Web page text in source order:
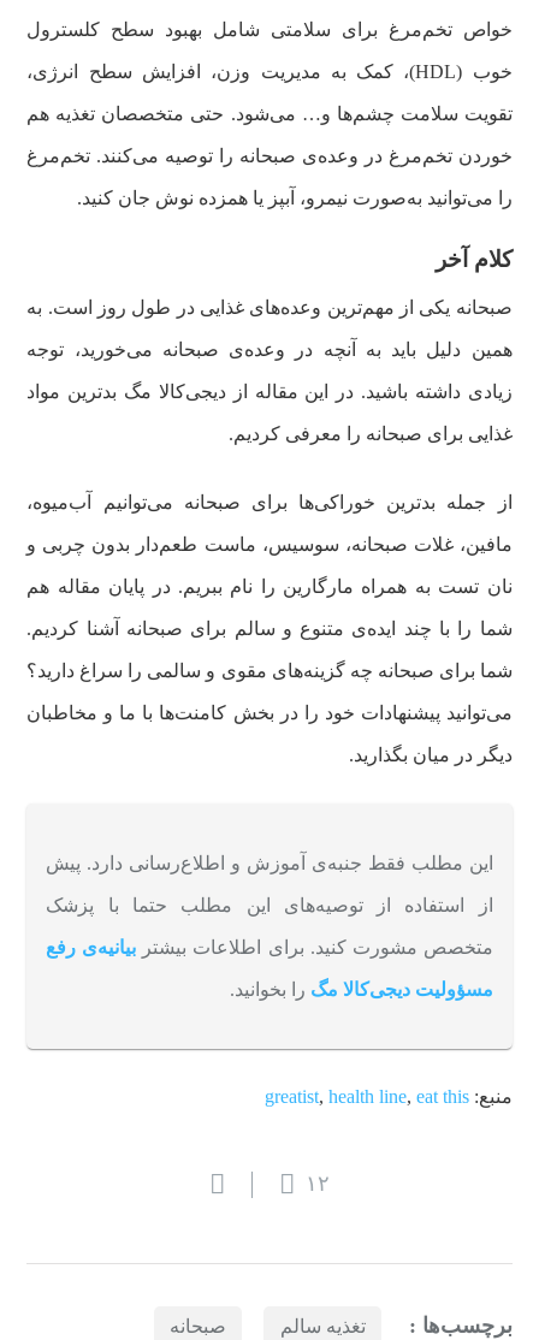
خواص تخم‌مرغ برای سلامتی شامل بهبود سطح کلسترول
خوب (HDL)، کمک به مدیریت وزن، افزایش سطح انرژی،
تقویت سلامت چشم‌ها و… می‌شود. حتی متخصصان تغذیه هم
خوردن تخم‌مرغ در وعده‌ی صبحانه را توصیه می‌کنند. تخم‌مرغ
را می‌توانید به‌صورت نیمرو، آبپز یا همزده نوش جان کنید‌.
کلام آخر
صبحانه یکی از مهم‌ترین وعده‌های غذایی در طول روز است. به
همین دلیل باید به آنچه در وعده‌ی صبحانه می‌خورید، توجه
زیادی داشته باشید. در این مقاله از دیجی‌کالا مگ بدترین مواد
غذایی برای صبحانه را معرفی کردیم‌.
از جمله بدترین خوراکی‌ها برای صبحانه می‌توانیم آب‌میوه،
مافین، غلات صبحانه، سوسیس، ماست طعم‌دار بدون چربی و
نان تست به همراه مارگارین را نام ببریم. در پایان مقاله هم
شما را با چند ایده‌ی متنوع و سالم برای صبحانه آشنا کردیم.
شما برای صبحانه چه گزینه‌‌های مقوی و سالمی را سراغ دارید؟
می‌توانید پیشنهادات خود را در بخش کامنت‌ها با ما و مخاطبان
دیگر در میان بگذارید.
این مطلب فقط جنبه‌ی آموزش و اطلاع‌رسانی دارد. پیش
از استفاده از توصیه‌های این مطلب حتما با پزشک
متخصص مشورت کنید. برای اطلاعات بیشتر بیانیه‌ی رفع
مسؤولیت دیجی‌کالا مگ را بخوانید.
منبع: greatist, health line, eat this
۱۲
برچسب‌ها : تغذیه سالم صبحانه